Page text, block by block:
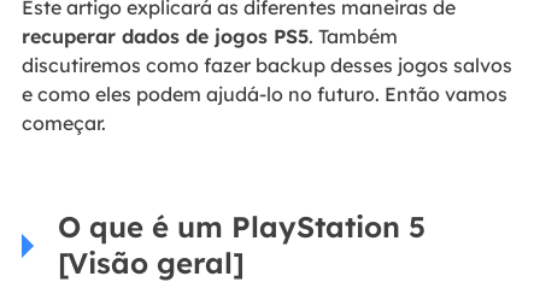
Este artigo explicará as diferentes maneiras de
recuperar dados de jogos PS5. Também
discutiremos como fazer backup desses jogos salvos
e como eles podem ajudá-lo no futuro. Então vamos
começar.
O que é um PlayStation 5
[Visão geral]